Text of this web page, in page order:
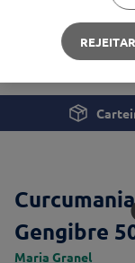
Pesquisas mais comuns
xiaomi
4º cerave
Bem-estar
Curcumania
Gengibre
Maria Granel